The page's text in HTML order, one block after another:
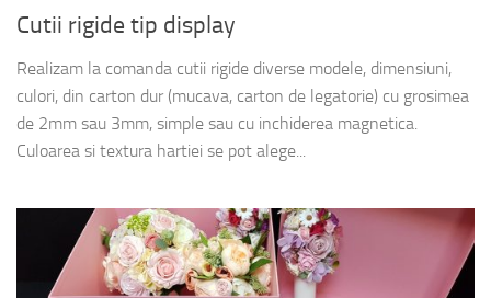
Cutii rigide tip display
Realizam la comanda cutii rigide diverse modele, dimensiuni,
culori, din carton dur (mucava, carton de legatorie) cu grosimea
de 2mm sau 3mm, simple sau cu inchiderea magnetica.
Culoarea si textura hartiei se pot alege...